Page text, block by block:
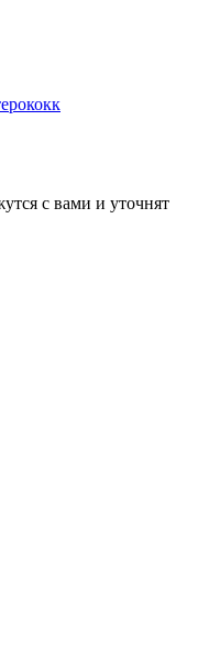
с вами и уточнят